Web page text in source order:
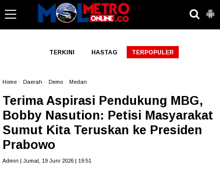
TERKINI HASTAG TERPOPULER
Home Daerah Demo Medan
Terima Aspirasi Pendukung MBG,
Bobby Nasution: Petisi Masyarakat
Sumut Kita Teruskan ke Presiden
Prabowo
Admin | Jumat, 19 Juni 2026 | 19:51